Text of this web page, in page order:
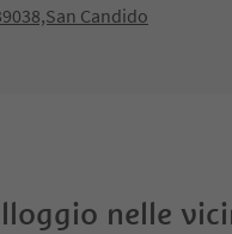
Candido
nelle